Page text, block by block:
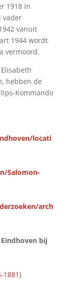
1918 in
vader
vanuit
1944 wordt
vermoord.
hebben de
Kommando
locati
Salomon-
arch
bij
1881)